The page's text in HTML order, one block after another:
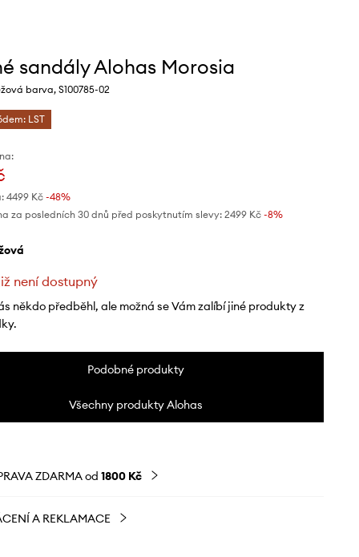
sandály Alohas Morosia
barva, S100785-02
LST
4499 Kč-48%
za posledních 30 dnů před poskytnutím slevy: 2499 Kč -8%
není dostupný
někdo předběhl, ale možná se Vám zalíbí jiné produkty z
Podobné produkty
Všechny produkty Alohas
ZDARMA od 1800 Kč
A REKLAMACE